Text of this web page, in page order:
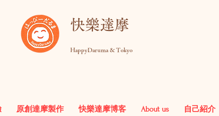
快樂達摩
HappyDaruma & Tokyo
原創達摩製作 快樂達摩博客 About us 自己紹介